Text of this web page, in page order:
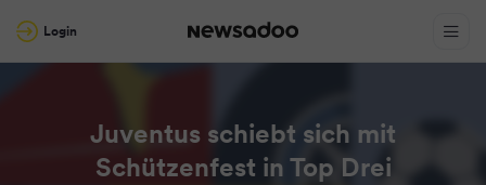
Login
Juventus schiebt sich mit
Schützenfest in Top Drei